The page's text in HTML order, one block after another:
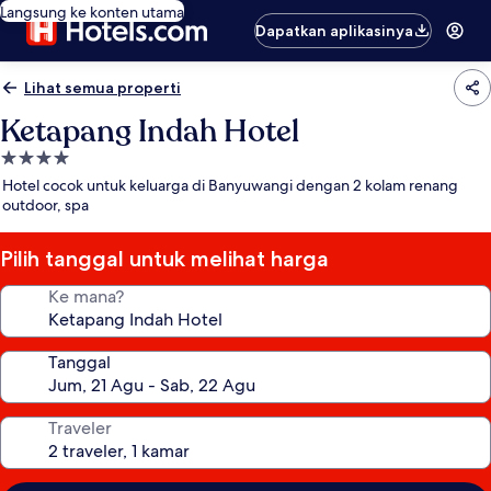
Langsung ke konten utama
Dapatkan aplikasinya
Lihat semua properti
Ketapang Indah Hotel
Properti
bintang
4.0
Hotel cocok untuk keluarga di Banyuwangi dengan 2 kolam renang
outdoor, spa
Pilih tanggal untuk melihat harga
Ke mana?
Tanggal
Traveler